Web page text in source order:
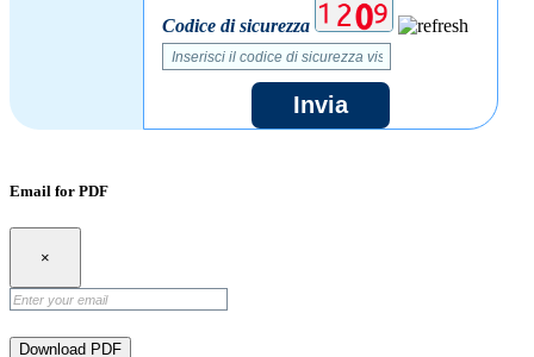
Codice di sicurezza
Invia
Email for PDF
×
Download PDF